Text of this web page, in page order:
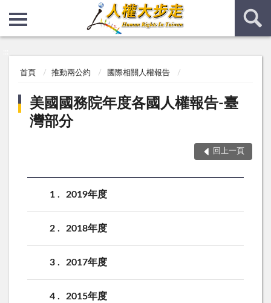
首頁 推動兩公約 國際相關人權報告
美國國務院年度各國人權報告-臺
灣部分
回上一頁
1 2019年度
2 2018年度
3 2017年度
4 2015年度